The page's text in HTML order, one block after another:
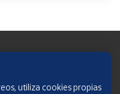
utiliza cookies propias